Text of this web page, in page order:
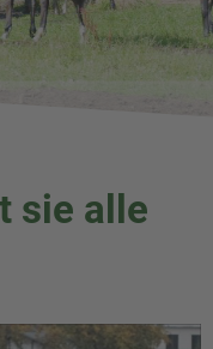
sie alle